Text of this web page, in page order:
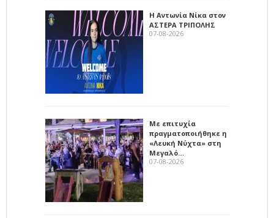
Η Αντωνία Νίκα στον
ΑΣΤΕΡΑ ΤΡΙΠΟΛΗΣ
07-08-2026
Με επιτυχία
πραγματοποιήθηκε η
«Λευκή Νύχτα» στη
Μεγαλό…
07-08-2026